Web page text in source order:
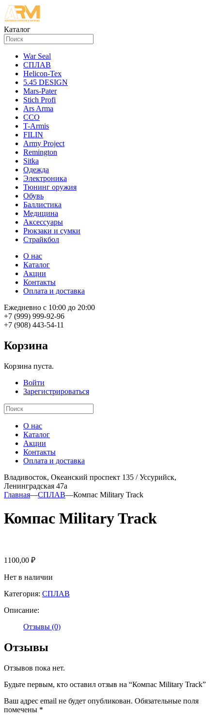
Каталог
War Seal
СПЛАВ
Helicon-Tex
5.45 DESIGN
Mars-Pater
Stich Profi
Ars Arma
ССО
T-Armis
FILIN
Army Project
Remington
Sitka
Одежда
Электроника
Тюнинг оружия
Обувь
Баллистика
Медицина
Аксессуары
Рюкзаки и сумки
Страйкбол
О нас
Каталог
Акции
Контакты
Оплата и доставка
Ежедневно с 10:00 до 20:00
+7 (999) 999-92-96
+7 (908) 443-54-11
Корзина
Корзина пуста.
Войти
Зарегистрироваться
О нас
Каталог
Акции
Контакты
Оплата и доставка
Владивосток, Океанский проспект 135 / Уссурийск,
Ленинградская 47а
Главная—СПЛАВ—Компас Military Track
Компас Military Track
1100,00 ₽
Нет в наличии
Категория: СПЛАВ
Описание:
Отзывы (0)
Отзывы
Отзывов пока нет.
Будьте первым, кто оставил отзыв на “Компас Military Track”
Ваш адрес email не будет опубликован. Обязательные поля
помечены *